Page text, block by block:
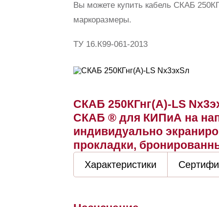
Вы можете купить кабель СКАБ
маркоразмеры.
ТУ 16.К99-061-2013
СКАБ 250КГнг(А)-LS
СКАБ ® для КИПиА на
индивидуально
прокладки,
Характеристики